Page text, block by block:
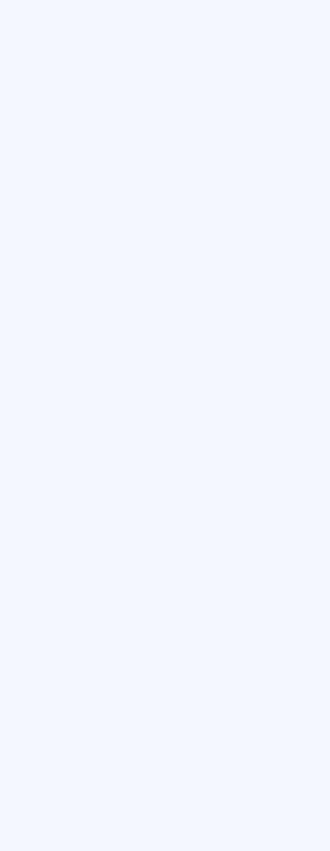
ルマーケティング（UI/UX改善）▼
級の「ニットク」🚙【塗料の配合評価】★残業月10h・日勤★
門性を有する研究員
ウェアライセンス販売企画推進▼
ソーシャルメディア戦略を推進するためのデータプランナー◆
プラットフォームの開発推進エンジニア◆
気設備工事担当/南関東支店
造▼転勤無し】年休126日／セブンプレミアム商品を数多く手掛ける